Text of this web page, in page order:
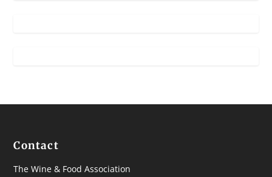
Contact
The Wine & Food Association